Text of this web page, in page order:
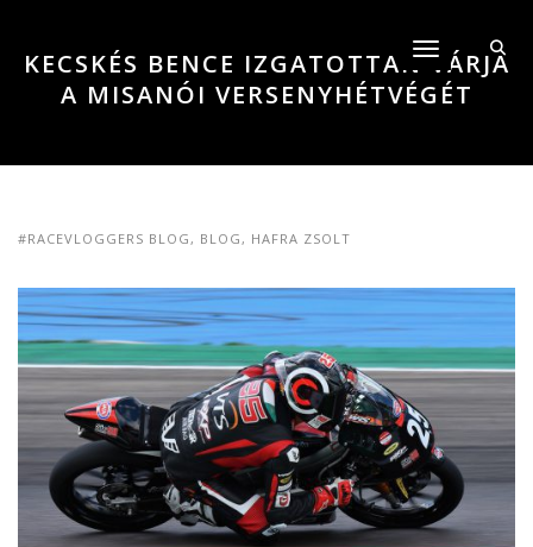
Toggle
KECSKÉS BENCE IZGATOTTAN VÁRJA
A MISANÓI VERSENYHÉTVÉGÉT
#RACEVLOGGERS BLOG, BLOG, HAFRA ZSOLT